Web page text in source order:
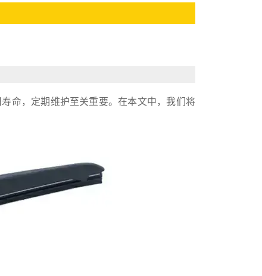
命，定期维护至关重要。在本文中，我们将